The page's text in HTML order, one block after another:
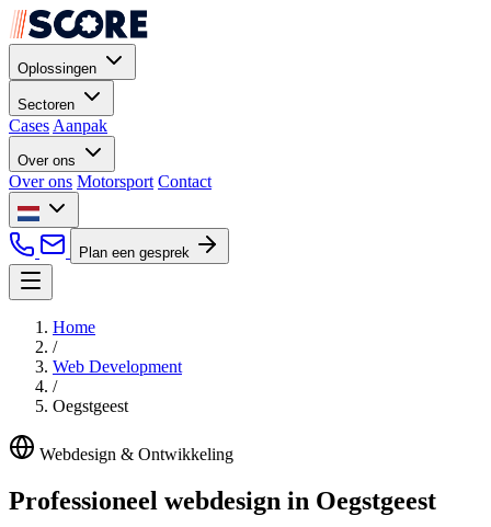
Oplossingen
Sectoren
Cases Aanpak
Over ons
Over ons Motorsport Contact
Plan een gesprek
Home
/
Web Development
/
Oegstgeest
Webdesign & Ontwikkeling
Professioneel webdesign in Oegstgeest